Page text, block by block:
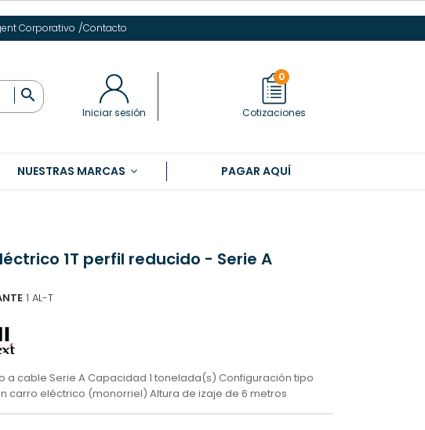
Corporativo /Contacto

Iniciar sesión Cotizaciones
0
NUESTRAS MARCAS PAGAR AQUÍ
1T perfil reducido - Serie A
1 AL-T
a cable Serie A Capacidad 1 tonelada(s) Configuración tipo
carro eléctrico (monorriel) Altura de izaje de 6 metros